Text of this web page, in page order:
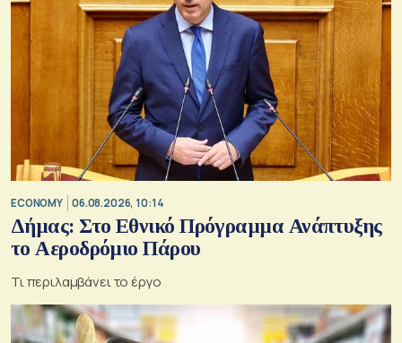
ECONOMY 06.08.2026, 10:14
Δήμας: Στο Εθνικό Πρόγραμμα Ανάπτυξης
το Αεροδρόμιο Πάρου
Τι περιλαμβάνει το έργο